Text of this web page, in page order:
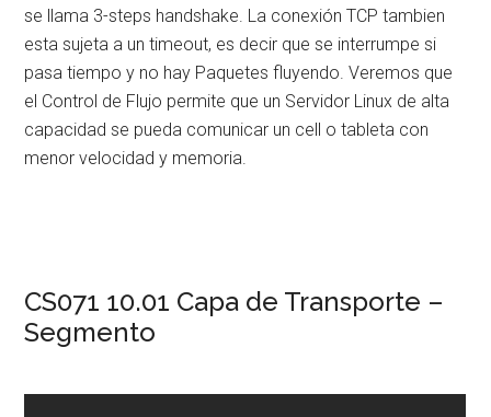
se llama 3-steps handshake. La conexión TCP tambien
esta sujeta a un timeout, es decir que se interrumpe si
pasa tiempo y no hay Paquetes fluyendo. Veremos que
el Control de Flujo permite que un Servidor Linux de alta
capacidad se pueda comunicar un cell o tableta con
menor velocidad y memoria.
CS071 10.01 Capa de Transporte –
Segmento